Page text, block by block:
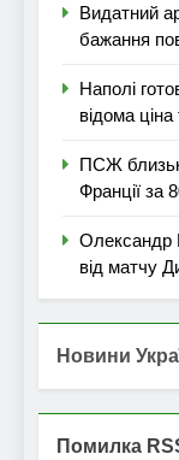
Видатний
бажання
Наполі
відома
ПСЖ
Франції за
Олександр
від матчу
Новини
Помилка